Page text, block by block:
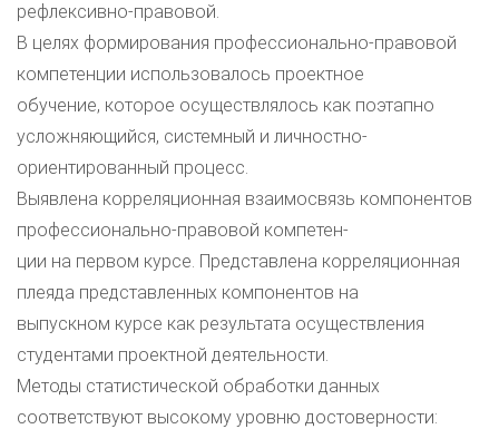
рефлексивно-правовой.
В целях формирования профессионально-правовой
компетенции использовалось проектное
обучение, которое осуществлялось как поэтапно
усложняющийся, системный и личностно-
ориентированный процесс.
Выявлена корреляционная взаимосвязь компонентов
профессионально-правовой компетен-
ции на первом курсе. Представлена корреляционная
плеяда представленных компонентов на
выпускном курсе как результата осуществления
студентами проектной деятельности.
Методы статистической обработки данных
соответствуют высокому уровню достоверности: